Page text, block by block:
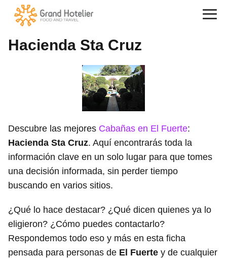
Hacienda Sta Cruz
Descubre las mejores Cabañas en El Fuerte:
Hacienda Sta Cruz. Aquí encontrarás toda la
información clave en un solo lugar para que tomes
una decisión informada, sin perder tiempo
buscando en varios sitios.
¿Qué lo hace destacar? ¿Qué dicen quienes ya lo
eligieron? ¿Cómo puedes contactarlo?
Respondemos todo eso y más en esta ficha
pensada para personas de El Fuerte y de cualquier